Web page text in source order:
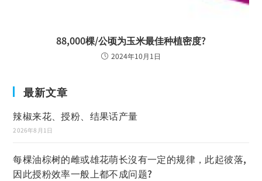
88,000棵/公顷为玉米最佳种植密度?
2024年10月1日
最新文章
辣椒来花、授粉、结果话产量
2026年8月1日
每棵油棕树的雌或雄花萌长沒有一定的规律，此起彼落,
因此授粉效率一般上都不成问题?